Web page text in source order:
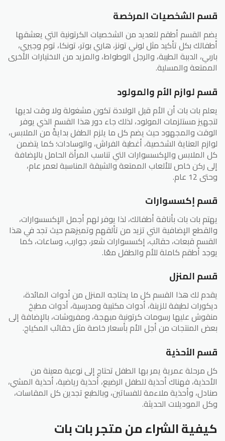
قسم الشخصيات المرخصة
يضم القسم أطقم للعديد من الشخصيات الكرتونية التي يعشقها
أطفالك بكل تأكيد مثل لوني تونز، هاري بوتر، تونكا، توم وجيري،
باربي، الدببة الطيبة، والرجل الوطواط، والمزيد من الاختيارات الأخرى
الممتعة والمسلية.
قسم لوازم الأم والمولود
يعلم بات بات أن الأم قبل الولادة تكون مشغولة ولا وقت لديها
لتجهيز مستلزمات المولود، لذلك جاء دور هذا القسم الذي يوفر
الوقت والمجهود حيث يضم كل ما يلزم الطفل بدايةً من الملابس،
لوازم العناية الشخصية، أغطية الفراش، والوسادات؛ كما يتضمن
كل الملابس والإكسسوارات التي تناسب المرأة الحامل بالإضافة
إلى ركن خاص للألعاب الممتعة والشيقة المناسبة لعمر عام،
وحتى 12 عام.
قسم إكسسوارات
يهتم بات بات بأناقة أطفالك، لذا يوفر لهم أجمل الإكسسوارات،
والقطع الإضافية التي تزيد من تألقهم وتميزهم حيث تجد في هذا
القسم قبعات، حقائب، إكسسوارات شعر، جوارب، وساعات، كما
يوجد أطقم كاملة للأم والطفل معًا.
قسم المنزل
يقدم لك هذا القسم كل ما يحتاجه المنزل من أدوات المائدة،
ديكورات لطيفة للزينة، أدوات مكتبية ومدرسية، أدوات مطبخ
منقوش عليها رسومات كرتونية مبهجة، ومفروشات، بالإضافة إلى
بعض المنتجات من أجل الأم بأسعار خاصة مثل حقائب المكياج.
قسم الأحذية
كل مرحلة عمرية يمر بها الطفل تحتاج إلى نوعية معينة من
الأحذية، فهناك أحذية للطفل الرضيع، أحذية رياضية، أحذية المشي،
صنادل، وأحذية ملاءمة للفساتين، وبالطبع تجدين كل المقاسات،
وكل الموديلات الحديثة.
كيفية الشراء من متجر بات بات